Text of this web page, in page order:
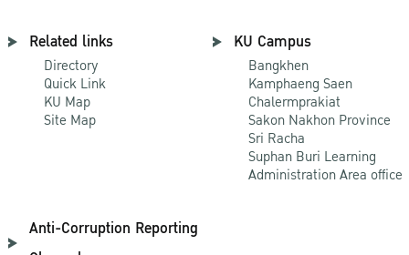
Related links
Directory
Quick Link
KU Map
Site Map
KU Campus
Bangkhen
Kamphaeng Saen
Chalermprakiat
Sakon Nakhon Province
Sri Racha
Suphan Buri Learning
Administration Area office
Anti-Corruption Reporting